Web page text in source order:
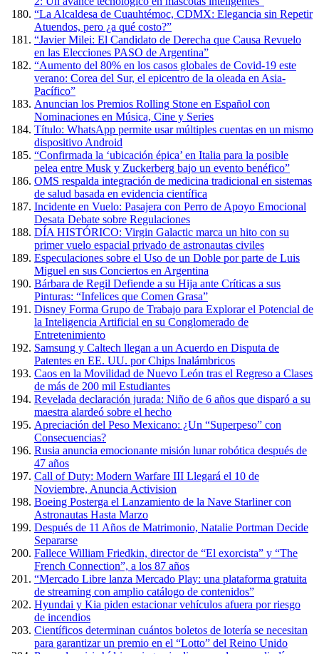
“La Alcaldesa de Cuauhtémoc, CDMX: Elegancia sin Repetir
Atuendos, pero ¿a qué costo?”
“Javier Milei: El Candidato de Derecha que Causa Revuelo
en las Elecciones PASO de Argentina”
“Aumento del 80% en los casos globales de Covid-19 este
verano: Corea del Sur, el epicentro de la oleada en Asia-
Pacífico”
Anuncian los Premios Rolling Stone en Español con
Nominaciones en Música, Cine y Series
Título: WhatsApp permite usar múltiples cuentas en un mismo
dispositivo Android
“Confirmada la ‘ubicación épica’ en Italia para la posible
pelea entre Musk y Zuckerberg bajo un evento benéfico”
OMS respalda integración de medicina tradicional en sistemas
de salud basada en evidencia científica
Incidente en Vuelo: Pasajera con Perro de Apoyo Emocional
Desata Debate sobre Regulaciones
DÍA HISTÓRICO: Virgin Galactic marca un hito con su
primer vuelo espacial privado de astronautas civiles
Especulaciones sobre el Uso de un Doble por parte de Luis
Miguel en sus Conciertos en Argentina
Bárbara de Regil Defiende a su Hija ante Críticas a sus
Pinturas: “Infelices que Comen Grasa”
Disney Forma Grupo de Trabajo para Explorar el Potencial de
la Inteligencia Artificial en su Conglomerado de
Entretenimiento
Samsung y Caltech llegan a un Acuerdo en Disputa de
Patentes en EE. UU. por Chips Inalámbricos
Caos en la Movilidad de Nuevo León tras el Regreso a Clases
de más de 200 mil Estudiantes
Revelada declaración jurada: Niño de 6 años que disparó a su
maestra alardeó sobre el hecho
Apreciación del Peso Mexicano: ¿Un “Superpeso” con
Consecuencias?
Rusia anuncia emocionante misión lunar robótica después de
47 años
Call of Duty: Modern Warfare III Llegará el 10 de
Noviembre, Anuncia Activision
Boeing Posterga el Lanzamiento de la Nave Starliner con
Astronautas Hasta Marzo
Después de 11 Años de Matrimonio, Natalie Portman Decide
Separarse
Fallece William Friedkin, director de “El exorcista” y “The
French Connection”, a los 87 años
“Mercado Libre lanza Mercado Play: una plataforma gratuita
de streaming con amplio catálogo de contenidos”
Hyundai y Kia piden estacionar vehículos afuera por riesgo
de incendios
Científicos determinan cuántos boletos de lotería se necesitan
para garantizar un premio en el “Lotto” del Reino Unido